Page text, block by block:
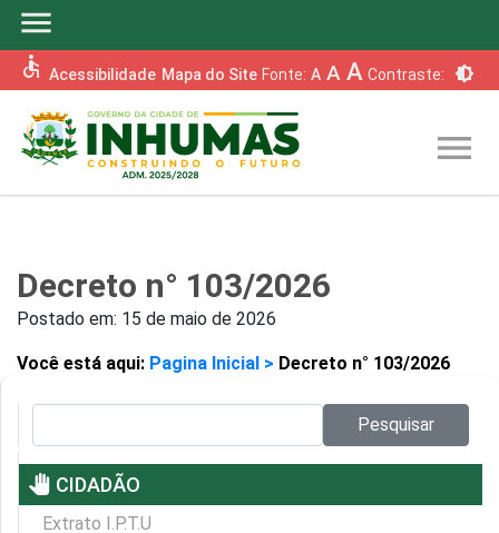
menu
accessible Acessibilidade Mapa do Site Fonte: A A A Contraste: brightness_6
menu
Decreto n° 103/2026
Postado em: 15 de maio de 2026
Você está aqui: Pagina Inicial > Decreto n° 103/2026
Pesquisar
pan_tool CIDADÃO
Extrato I.P.T.U